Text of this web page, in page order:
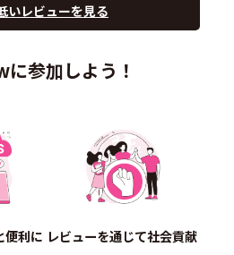
いレビューを見る
参加しよう！
便利に レビューを通じて社会貢献